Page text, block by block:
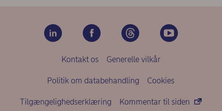
Kontakt os Generelle vilkår
Politik om databehandling Cookies
Tilgængelighedserklæring Kommentar til siden